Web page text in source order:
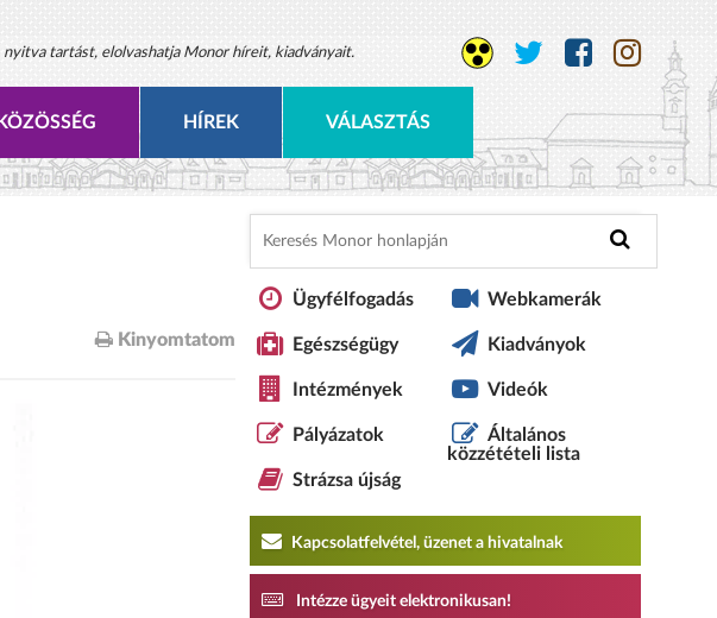
tartást, elolvashatja Monor híreit, kiadványait.
KÖZÖSSÉG HÍREK VÁLASZTÁS
Kinyomtatom
Ügyfélfogadás
Egészségügy
Intézmények
Pályázatok
Strázsa újság
Webkamerák
Kiadványok
Videók
Általános
közzétételi lista
Kapcsolatfelvétel, üzenet a hivatalnak
Intézze ügyeit elektronikusan!